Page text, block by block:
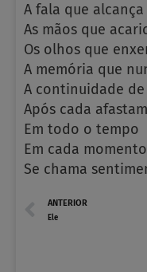
A fala que
As mãos que
Os olhos que
A memória que
A continuidade
Após cada
Em todo o tempo
Em cada momento
Se chama
Prev
ANTERIOR
Ele